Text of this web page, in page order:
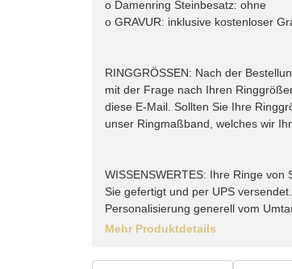
o Damenring Steinbesatz: ohne
o GRAVUR: inklusive kostenloser
RINGGRÖSSEN: Nach der
mit der Frage nach Ihren
diese E-Mail. Sollten Sie Ihre
unser Ringmaßband, welches wir
WISSENSWERTES: Ihre Ringe
Sie gefertigt und per UPS
Personalisierung generell vom
Mehr Produktdetails